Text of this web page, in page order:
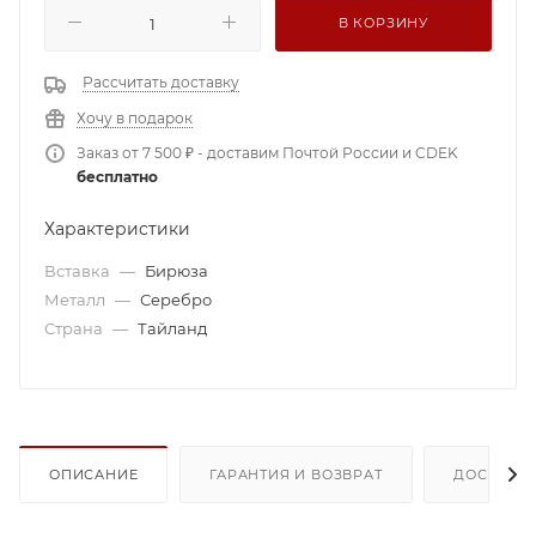
В КОРЗИНУ
Рассчитать доставку
Хочу в подарок
Заказ от 7 500 ₽ - доставим Почтой России и CDEK
бесплатно
Характеристики
Вставка — Бирюза
Металл — Серебро
Страна — Тайланд
ОПИСАНИЕ ГАРАНТИЯ И ВОЗВРАТ